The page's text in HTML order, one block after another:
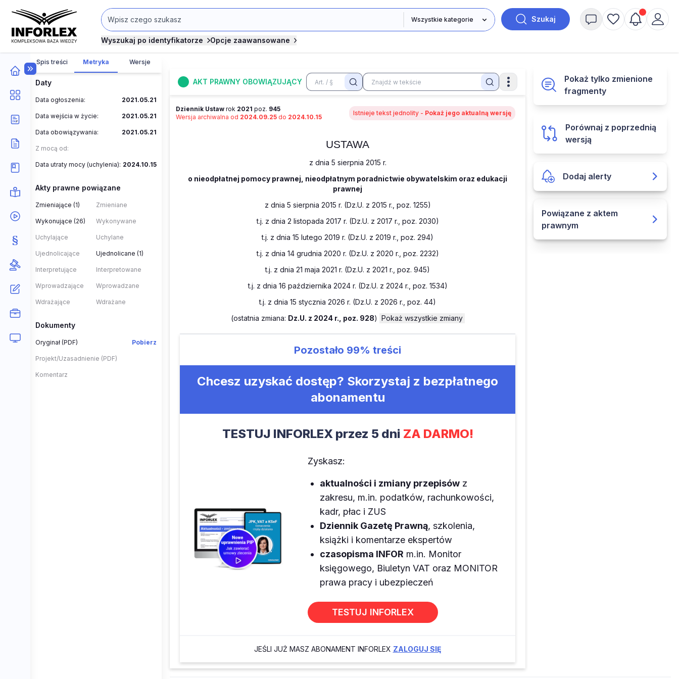
Szukaj
Wyszukaj po identyfikatorze Opcje zaawansowane
Spis treści Metryka Wersje
Daty
Data ogłoszenia: 2021.05.21
Data wejścia w życie: 2021.05.21
Data obowiązywania: 2021.05.21
Z mocą od:
Data utraty mocy (uchylenia): 2024.10.15
Akty prawne powiązane
Zmieniające (1) Zmieniane
Wykonujące (26) Wykonywane
Uchylające Uchylane
Ujednolicające Ujednolicane (1)
Interpretujące Interpretowane
Wprowadzające Wprowadzane
Wdrażające Wdrażane
Dokumenty
Oryginał (PDF) Pobierz
Projekt/Uzasadnienie (PDF)
Komentarz
AKT PRAWNY OBOWIĄZUJĄCY
Dziennik Ustaw rok 2021 poz. 945
Wersja archiwalna od 2024.09.25 do 2024.10.15
Istnieje tekst jednolity - Pokaż jego aktualną wersję
USTAWA
z dnia 5 sierpnia 2015 r.
o nieodpłatnej pomocy prawnej, nieodpłatnym poradnictwie obywatelskim oraz edukacji
prawnej
z dnia 5 sierpnia 2015 r. (Dz.U. z 2015 r., poz. 1255)
t.j. z dnia 2 listopada 2017 r. (Dz.U. z 2017 r., poz. 2030)
t.j. z dnia 15 lutego 2019 r. (Dz.U. z 2019 r., poz. 294)
t.j. z dnia 14 grudnia 2020 r. (Dz.U. z 2020 r., poz. 2232)
t.j. z dnia 21 maja 2021 r. (Dz.U. z 2021 r., poz. 945)
t.j. z dnia 16 października 2024 r. (Dz.U. z 2024 r., poz. 1534)
t.j. z dnia 15 stycznia 2026 r. (Dz.U. z 2026 r., poz. 44)
(ostatnia zmiana: Dz.U. z 2024 r., poz. 928) Pokaż wszystkie zmiany
Pozostało 99% treści
Chcesz uzyskać dostęp? Skorzystaj z bezpłatnego
abonamentu
TESTUJ INFORLEX przez 5 dni ZA DARMO!
Zyskasz:
aktualności i zmiany przepisów z
zakresu, m.in. podatków, rachunkowości,
kadr, płac i ZUS
Dziennik Gazetę Prawną, szkolenia,
książki i komentarze ekspertów
czasopisma INFOR m.in. Monitor
księgowego, Biuletyn VAT oraz MONITOR
prawa pracy i ubezpieczeń
TESTUJ INFORLEX
JEŚLI JUŻ MASZ ABONAMENT INFORLEX ZALOGUJ SIĘ
Pokaż tylko zmienione
fragmenty
Porównaj z poprzednią
wersją
Dodaj alerty
Powiązane z aktem
prawnym